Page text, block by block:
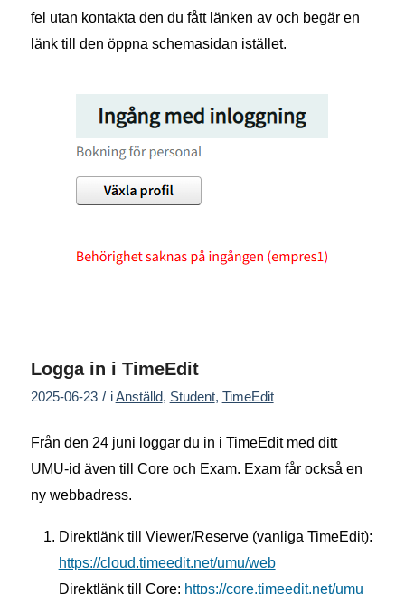
fel utan kontakta den du fått länken av och begär en
länk till den öppna schemasidan istället.
Logga in i TimeEdit
2025-06-23 / iAnställd, Student, TimeEdit
Från den 24 juni loggar du in i TimeEdit med ditt
UMU-id även till Core och Exam. Exam får också en
ny webbadress.
Direktlänk till Viewer/Reserve (vanliga TimeEdit):
https://cloud.timeedit.net/umu/web
Direktlänk till Core: https://core.timeedit.net/umu